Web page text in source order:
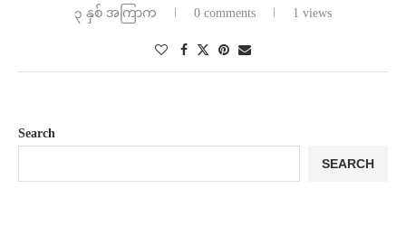
၃ နှစ် အကြာက 0 comments 1 views
Search
SEARCH